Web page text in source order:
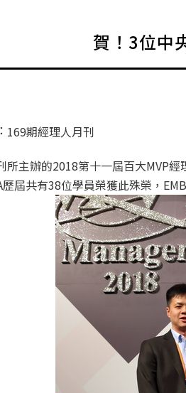
賀！3位中
169期經理人月刊
所主辦的2018第十一屆百大MVP
歷屆共有38位學員榮獲此殊榮，